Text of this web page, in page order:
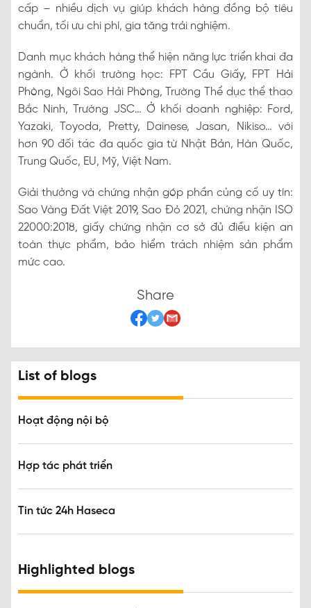
cấp – nhiều dịch vụ giúp khách hàng đồng bộ tiêu
chuẩn, tối ưu chi phí, gia tăng trải nghiệm.
Danh mục khách hàng thể hiện năng lực triển khai đa
ngành. Ở khối trường học: FPT Cầu Giấy, FPT Hải
Phòng, Ngôi Sao Hải Phòng, Trường Thể dục thể thao
Bắc Ninh, Trường JSC… Ở khối doanh nghiệp: Ford,
Yazaki, Toyoda, Pretty, Dainese, Jasan, Nikiso… với
hơn 90 đối tác đa quốc gia từ Nhật Bản, Hàn Quốc,
Trung Quốc, EU, Mỹ, Việt Nam.
Giải thưởng và chứng nhận góp phần củng cố uy tín:
Sao Vàng Đất Việt 2019, Sao Đỏ 2021, chứng nhận ISO
22000:2018, giấy chứng nhận cơ sở đủ điều kiện an
toàn thực phẩm, bảo hiểm trách nhiệm sản phẩm
mức cao.
Share
List of blogs
Hoạt động nội bộ
Hợp tác phát triển
Tin tức 24h Haseca
Highlighted blogs